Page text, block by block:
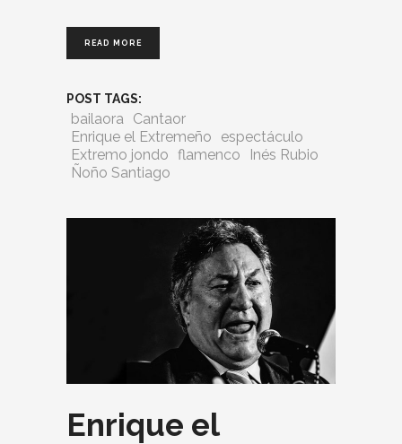
READ MORE
POST TAGS:
bailaora Cantaor
Enrique el Extremeño
espectáculo
Extremo jondo flamenco
Inés Rubio
Ñoño Santiago
Enrique el